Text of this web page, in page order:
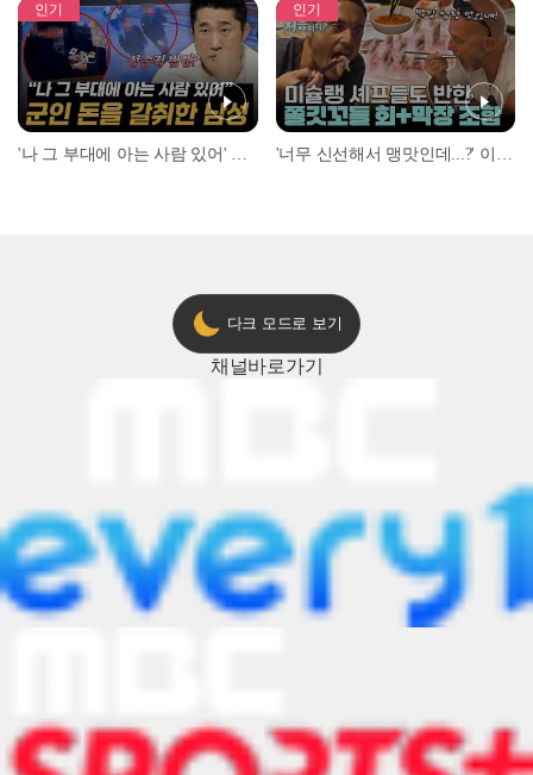
인기 인기
다크 모드로 보기
채널바로가기